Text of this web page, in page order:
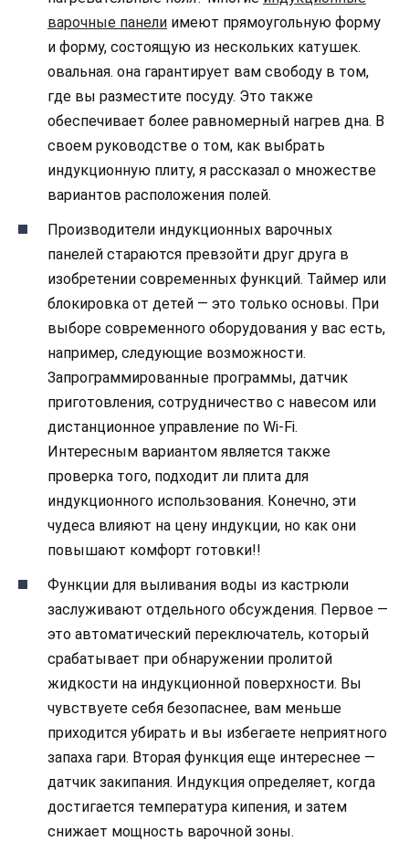
варочные панели имеют прямоугольную форму
и форму, состоящую из нескольких катушек.
овальная. она гарантирует вам свободу в том,
где вы разместите посуду. Это также
обеспечивает более равномерный нагрев дна. В
своем руководстве о том, как выбрать
индукционную плиту, я рассказал о множестве
вариантов расположения полей.
Производители индукционных варочных
панелей стараются превзойти друг друга в
изобретении современных функций. Таймер или
блокировка от детей — это только основы. При
выборе современного оборудования у вас есть,
например, следующие возможности.
Запрограммированные программы, датчик
приготовления, сотрудничество с навесом или
дистанционное управление по Wi-Fi.
Интересным вариантом является также
проверка того, подходит ли плита для
индукционного использования. Конечно, эти
чудеса влияют на цену индукции, но как они
повышают комфорт готовки!!
Функции для выливания воды из кастрюли
заслуживают отдельного обсуждения. Первое —
это автоматический переключатель, который
срабатывает при обнаружении пролитой
жидкости на индукционной поверхности. Вы
чувствуете себя безопаснее, вам меньше
приходится убирать и вы избегаете неприятного
запаха гари. Вторая функция еще интереснее —
датчик закипания. Индукция определяет, когда
достигается температура кипения, и затем
снижает мощность варочной зоны.